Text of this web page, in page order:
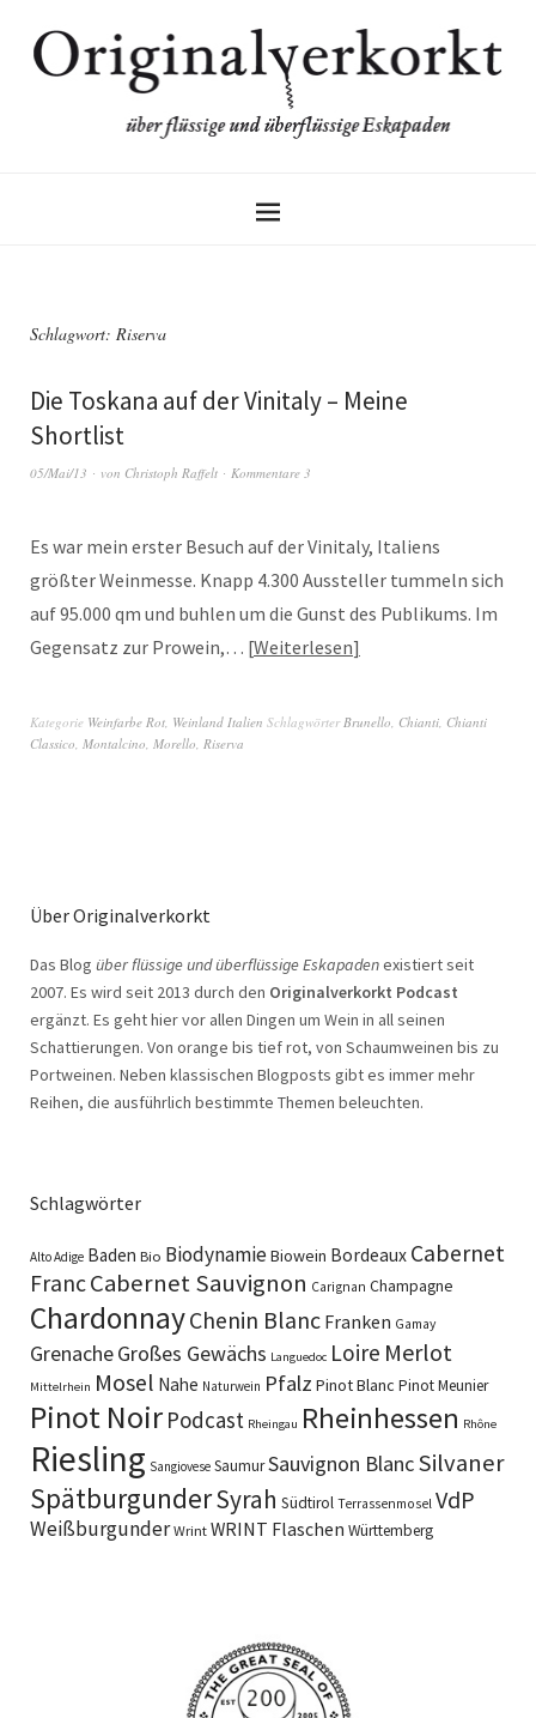
Schlagwort: Riserva
Die Toskana auf der Vinitaly – Meine
Shortlist
05/Mai/13 von Christoph Raffelt Kommentare 3
Es war mein erster Besuch auf der Vinitaly, Italiens
größter Weinmesse. Knapp 4.300 Aussteller tummeln sich
auf 95.000 qm und buhlen um die Gunst des Publikums. Im
Gegensatz zur Prowein,… Weiterlesen
Kategorie Weinfarbe Rot Weinland Italien Schlagwörter Brunello Chianti Chianti
Classico Montalcino Morello Riserva
Über Originalverkorkt
Das Blog über flüssige und überflüssige Eskapadenexistiert seit
2007. Es wird seit 2013 durch den Originalverkorkt Podcast
ergänzt. Es geht hier vor allen Dingen um Wein in all seinen
Schattierungen. Von orange bis tief rot, von Schaumweinen bis zu
Portweinen. Neben klassischen Blogposts gibt es immer mehr
Reihen, die ausführlich bestimmte Themen beleuchten.
Schlagwörter
Alto Adige Baden Bio BiodynamieBiowein Bordeaux Cabernet
FrancCabernet Sauvignon Carignan Champagne
ChardonnayChenin Blanc Franken Gamay
GrenacheGroßes Gewächs Languedoc Loire Merlot
Mittelrhein Mosel Nahe Naturwein Pfalz Pinot Blanc Pinot Meunier
Pinot Noir Podcast Rheingau Rheinhessen Rhône
Riesling Sangiovese SaumurSauvignon BlancSilvaner
SpätburgunderSyrah Südtirol Terrassenmosel VdP
Weißburgunder Wrint WRINT Flaschen Württemberg